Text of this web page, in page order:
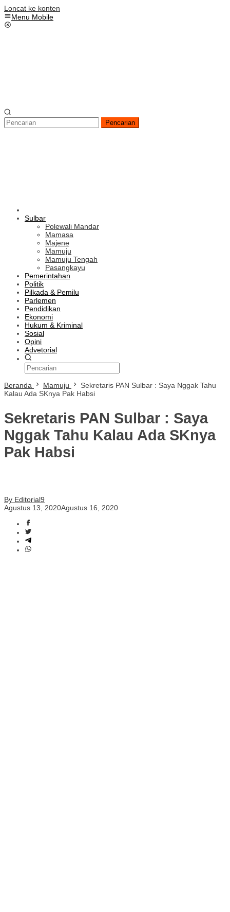
Loncat ke konten
Menu Mobile
Pencarian
Sulbar
Polewali Mandar
Mamasa
Majene
Mamuju
Mamuju Tengah
Pasangkayu
Pemerintahan
Politik
Pilkada & Pemilu
Parlemen
Pendidikan
Ekonomi
Hukum & Kriminal
Sosial
Opini
Advetorial
Beranda Mamuju
Sekretaris PAN Sulbar : Saya Nggak Tahu
Kalau Ada SKnya Pak Habsi
Sekretaris PAN Sulbar : Saya
Nggak Tahu Kalau Ada SKnya
Pak Habsi
By Editorial9
Agustus 13, 2020Agustus 16, 2020